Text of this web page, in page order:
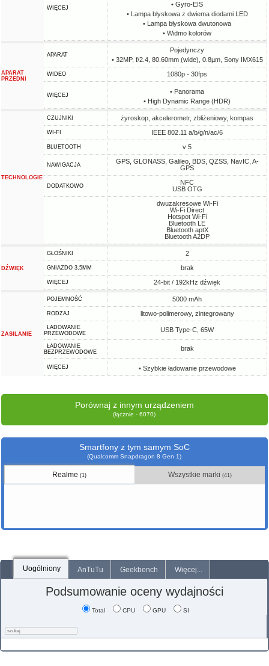
WIĘCEJ
• Gyro-EIS
• Lampa błyskowa z dwiema diodami LED
• Lampa błyskowa dwutonowa
• Widmo kolorów
APARAT
PRZEDNI
APARAT
Pojedynczy
• 32MP, f/2.4, 80.60mm (wide), 0.8µm, Sony IMX615
WIDEO 1080p - 30fps
WIĘCEJ
• Panorama
• High Dynamic Range (HDR)
TECHNOLOGIE
CZUJNIKI żyroskop, akcelerometr, zbliżeniowy, kompas
WI-FI IEEE 802.11 a/b/g/n/ac/6
BLUETOOTH v 5
NAWIGACJA
GPS, GLONASS, Galileo, BDS, QZSS, NavIC, A-
GPS
DODATKOWO
NFC
USB OTG
dwuzakresowe Wi-Fi
Wi-Fi Direct
Hotspot Wi-Fi
Bluetooth LE
Bluetooth aptX
Bluetooth A2DP
DŹWIĘK
GŁOŚNIKI 2
GNIAZDO 3,5MM brak
WIĘCEJ 24-bit / 192kHz dźwięk
ZASILANIE
POJEMNOŚĆ 5000 mAh
RODZAJ litowo-polimerowy, zintegrowany
ŁADOWANIE
PRZEWODOWE
USB Type-C, 65W
ŁADOWANIE
BEZPRZEWODOWE
brak
WIĘCEJ • Szybkie ładowanie przewodowe
Porównaj z innym urządzeniem
(łącznie - 6070)
Smartfony z tym samym SoC
(Qualcomm Snapdragon 8 Gen 1)
Realme(1) Wszystkie marki (41)
Uogólniony AnTuTu Geekbench Więcej...
Podsumowanie oceny wydajności
Total CPU GPU SI